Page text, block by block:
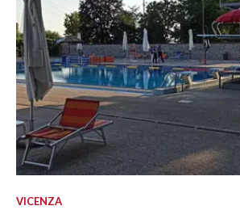
VICENZA